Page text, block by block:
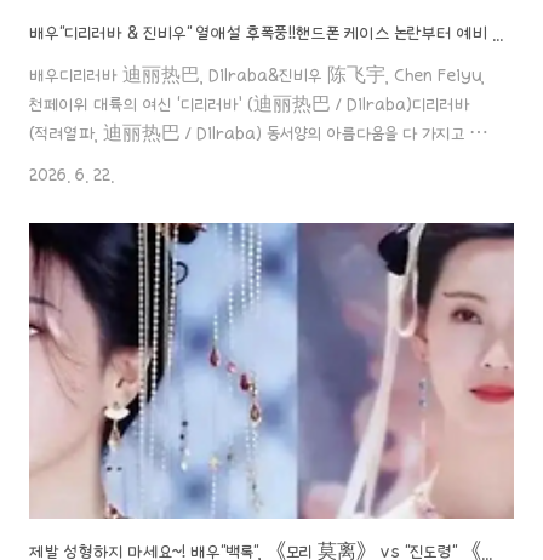
배우디리러바 迪丽热巴, Dilraba&진비우 陈飞宇, Chen Feiyu,
천페이위 대륙의 여신 ‘디리러바’ (迪丽热巴 / Dilraba)디리러바
(적려열파, 迪丽热巴 / Dilraba) 동서양의 아름다움을 다 가지고 있
국 연예계의 귀족 배우 "진비우"배우"진비우 陳飛宇, Chen Fei Yu,
천페이" 정말 말 그래도 태어날 때부터 연예계의 다이아몬드 수저라고
할 수 있는 배우죠..!태어나보니 아버지는 유명 감독에 태어나보니 어머
니 유명 배우..aaa888000.com ✖️배우"디리러바 & 진비우" 열애설
후폭풍!! 핸드폰 케이스 논란부터 예비 시어..
2026. 6. 22.